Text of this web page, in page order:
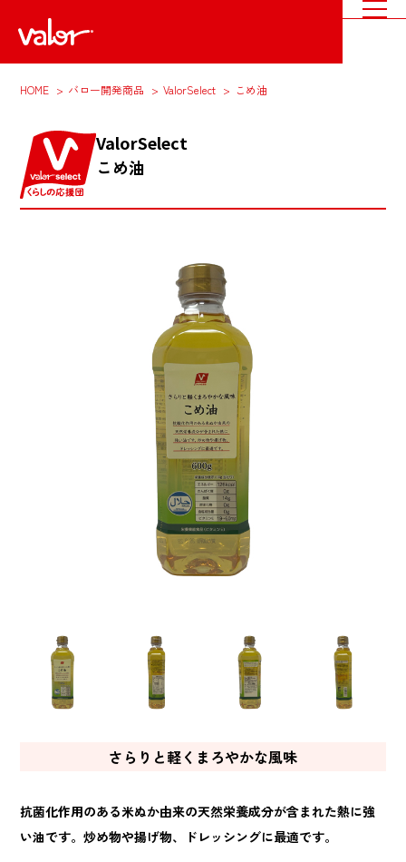
HOME バロー開発商品 ValorSelect こめ油
ValorSelect
こめ油
さらりと軽くまろやかな風味
抗菌化作用のある米ぬか由来の天然栄養成分が含まれた熱に強
い油です。炒め物や揚げ物、ドレッシングに最適です。